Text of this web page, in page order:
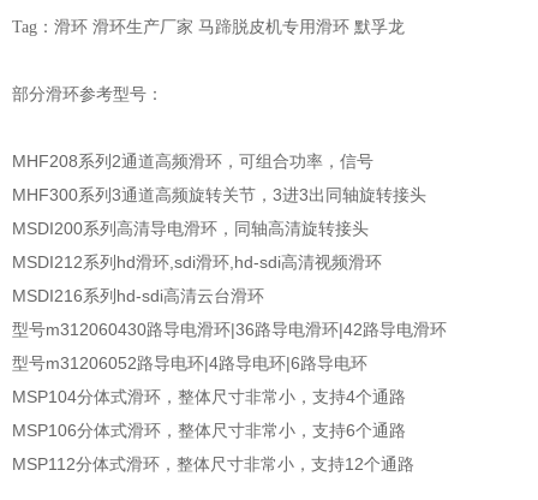
Tag： 滑环 滑环生产厂家 马蹄脱皮机专用滑环 默孚龙
部分滑环参考型号：
MHF208系列2通道高频滑环，可组合功率，信号
MHF300系列3通道高频旋转关节，3进3出同轴旋转接头
MSDI200系列高清导电滑环，同轴高清旋转接头
MSDI212系列hd滑环,sdi滑环,hd-sdi高清视频滑环
MSDI216系列hd-sdi高清云台滑环
型号m312060430路导电滑环|36路导电滑环|42路导电滑环
型号m31206052路导电环|4路导电环|6路导电环
MSP104分体式滑环，整体尺寸非常小，支持4个通路
MSP106分体式滑环，整体尺寸非常小，支持6个通路
MSP112分体式滑环，整体尺寸非常小，支持12个通路